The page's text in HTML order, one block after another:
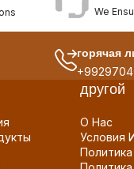
We
горячая
другой
О Нас
Условия